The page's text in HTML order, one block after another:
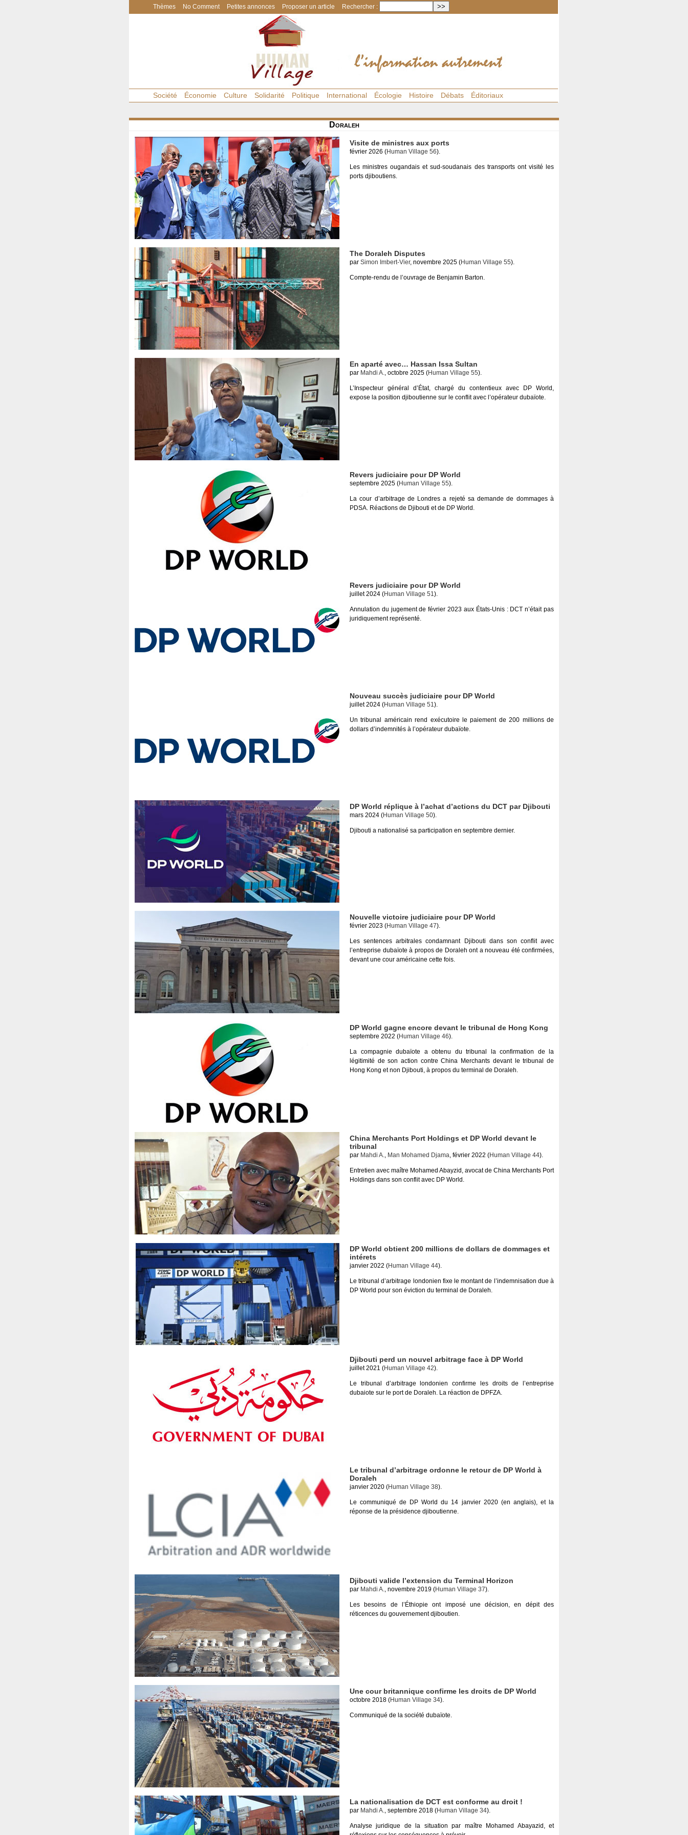
Thèmes No Comment Petites annonces Proposer un article Rechercher :
Société Économie Culture Solidarité Politique International Écologie Histoire Débats Éditoriaux
Doraleh
Visite de ministres aux ports
février 2026 (Human Village 56).
Les ministres ougandais et sud-soudanais des transports ont visité les
ports djiboutiens.
The Doraleh Disputes
par Simon Imbert-Vier, novembre 2025 (Human Village 55).
Compte-rendu de l’ouvrage de Benjamin Barton.
En aparté avec… Hassan Issa Sultan
par Mahdi A., octobre 2025 (Human Village 55).
L’Inspecteur général d’État, chargé du contentieux avec DP World,
expose la position djiboutienne sur le conflit avec l’opérateur dubaïote.
Revers judiciaire pour DP World
septembre 2025 (Human Village 55).
La cour d’arbitrage de Londres a rejeté sa demande de dommages à
PDSA. Réactions de Djibouti et de DP World.
Revers judiciaire pour DP World
juillet 2024 (Human Village 51).
Annulation du jugement de février 2023 aux États-Unis : DCT n’était pas
juridiquement représenté.
Nouveau succès judiciaire pour DP World
juillet 2024 (Human Village 51).
Un tribunal américain rend exécutoire le paiement de 200 millions de
dollars d’indemnités à l’opérateur dubaïote.
DP World réplique à l’achat d’actions du DCT par Djibouti
mars 2024 (Human Village 50).
Djibouti a nationalisé sa participation en septembre dernier.
Nouvelle victoire judiciaire pour DP World
février 2023 (Human Village 47).
Les sentences arbitrales condamnant Djibouti dans son conflit avec
l’entreprise dubaïote à propos de Doraleh ont a nouveau été confirmées,
devant une cour américaine cette fois.
DP World gagne encore devant le tribunal de Hong Kong
septembre 2022 (Human Village 46).
La compagnie dubaïote a obtenu du tribunal la confirmation de la
légitimité de son action contre China Merchants devant le tribunal de
Hong Kong et non Djibouti, à propos du terminal de Doraleh.
China Merchants Port Holdings et DP World devant le
tribunal
par Mahdi A., Man Mohamed Djama, février 2022 (Human Village 44).
Entretien avec maître Mohamed Abayzid, avocat de China Merchants Port
Holdings dans son conflit avec DP World.
DP World obtient 200 millions de dollars de dommages et
intérets
janvier 2022 (Human Village 44).
Le tribunal d’arbitrage londonien fixe le montant de l’indemnisation due à
DP World pour son éviction du terminal de Doraleh.
Djibouti perd un nouvel arbitrage face à DP World
juillet 2021 (Human Village 42).
Le tribunal d’arbitrage londonien confirme les droits de l’entreprise
dubaiote sur le port de Doraleh. La réaction de DPFZA.
Le tribunal d’arbitrage ordonne le retour de DP World à
Doraleh
janvier 2020 (Human Village 38).
Le communiqué de DP World du 14 janvier 2020 (en anglais), et la
réponse de la présidence djiboutienne.
Djibouti valide l’extension du Terminal Horizon
par Mahdi A., novembre 2019 (Human Village 37).
Les besoins de l’Éthiopie ont imposé une décision, en dépit des
réticences du gouvernement djiboutien.
Une cour britannique confirme les droits de DP World
octobre 2018 (Human Village 34).
Communiqué de la société dubaïote.
La nationalisation de DCT est conforme au droit !
par Mahdi A., septembre 2018 (Human Village 34).
Analyse juridique de la situation par maître Mohamed Abayazid, et